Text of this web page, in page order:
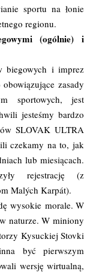
sportu na łonie
regionu.
(ogólnie) i
biegowych i imprez
zasady
sportowych, jest
jesteśmy bardzo
SLOVAK ULTRA
czekamy na to, jak
lub miesiącach.
rejestrację (z
Malých Karpát).
wysokie morale. W
naturze. W miniony
Kysuckiej Stovki
być pierwszym
wersję wirtualną,